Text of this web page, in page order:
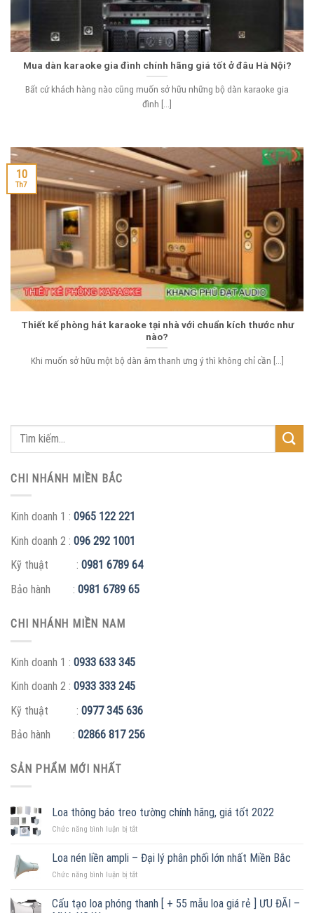
Mua dàn karaoke gia đình chính hãng giá tốt ở đâu Hà Nội?
Bất cứ khách hàng nào cũng muốn sở hữu những bộ dàn karaoke gia
đình [...]
Thiết kế phòng hát karaoke tại nhà với chuẩn kích thước như
nào?
Khi muốn sở hữu một bộ dàn âm thanh ưng ý thì không chỉ cần [...]
10
Th7
CHI NHÁNH MIỀN BẮC
Kinh doanh 1 : 0965 122 221
Kinh doanh 2 : 096 292 1001
Kỹ thuật : 0981 6789 64
Bảo hành : 0981 6789 65
CHI NHÁNH MIỀN NAM
Kinh doanh 1 : 0933 633 345
Kinh doanh 2 : 0933 333 245
Kỹ thuật : 0977 345 636
Bảo hành : 02866 817 256
SẢN PHẨM MỚI NHẤT
Loa thông báo treo tường chính hãng, giá tốt 2022
Chức năng bình luận bị tắtở
thông
báo
treo
chính
Loa nén liền ampli – Đại lý phân phối lớn nhất Miền Bắc
Chức năng bình luận bị tắtở
nén
liền
Cấu tạo loa phóng thanh [ + 55 mẫu loa giá rẻ ] ƯU ĐÃI –